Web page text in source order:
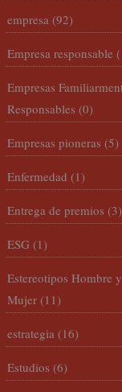
empresa (92)
Empresa responsable
Empresas
Responsables (0)
Empresas pioneras (5)
Enfermedad (1)
Entrega de premios (3)
ESG (1)
Estereotipos Hombre y
Mujer (11)
estrategia (16)
Estudios (6)